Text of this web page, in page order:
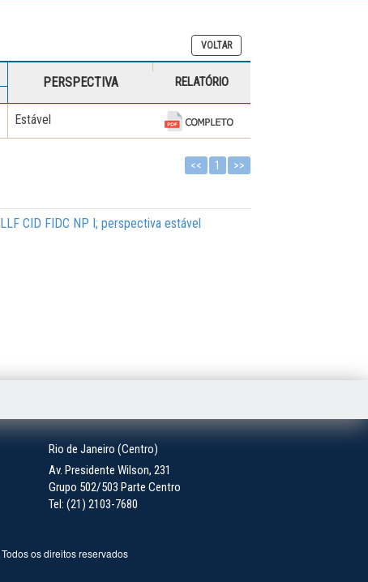
VOLTAR
PERSPECTIVA RELATÓRIO
Estável
<< 1 >>
CID FIDC NP I; perspectiva estável
Rio de Janeiro (Centro)
Av. Presidente Wilson, 231
Grupo 502/503 Parte Centro
Tel: (21) 2103-7680
os direitos reservados